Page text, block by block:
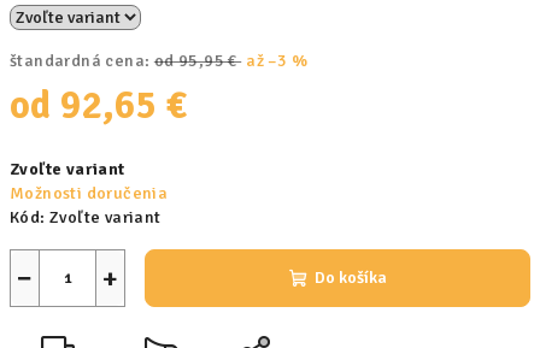
štandardná cena: od 95,95 € až –3 %
od 92,65 €
cena:
Zvoľte variant
Možnosti doručenia
Kód: Zvoľte variant
+
− Do košíka